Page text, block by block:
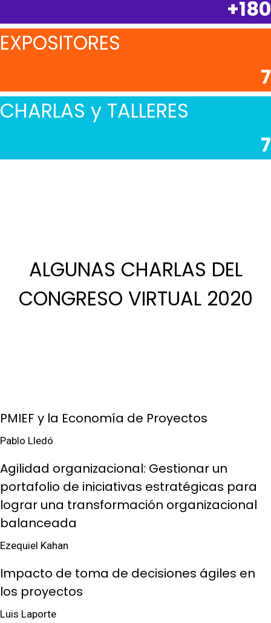
+180
EXPOSITORES
7
CHARLAS y TALLERES
7
ALGUNAS CHARLAS DEL
CONGRESO VIRTUAL 2020
PMIEF y la Economía de Proyectos
Pablo Lledó
Agilidad organizacional: Gestionar un
portafolio de iniciativas estratégicas para
lograr una transformación organizacional
balanceada
Ezequiel Kahan
Impacto de toma de decisiones ágiles en
los proyectos
Luis Laporte